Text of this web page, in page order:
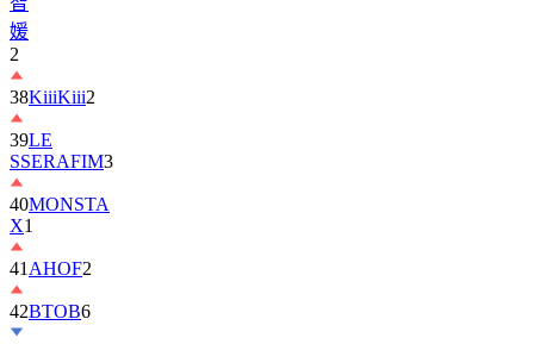
2
38
39LE
SSERAFIM
40MONSTA
X
41AHOF
42 BTOB6
43SUPER
JUNIOR